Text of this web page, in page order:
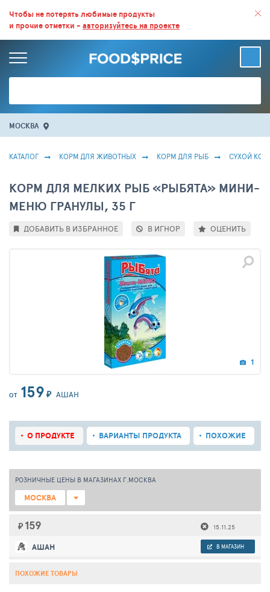
ВСЕ СКИДКИ И ВЫГОДНЫЕ ЦЕНЫ НА ПРОДУКТЫ В МАГАЗИНАХ.
БОЛЬШЕ 100 000 ТОВАРОВ. ЕЖЕДНЕВНОЕ ОБНОВЛЕНИЕ ЦЕН.
Чтобы не потерять любимые продукты
и прочие отметки - авторизуйтесь на проекте
МОСКВА
КАТАЛОГ КОРМ ДЛЯ ЖИВОТНЫХ КОРМ ДЛЯ РЫБ СУХОЙ
КОРМ ДЛЯ МЕЛКИХ РЫБ «РЫБЯТА» МИНИ-
МЕНЮ ГРАНУЛЫ, 35 Г
1
ОТ 159 ₽ АШАН
ДОБАВИТЬ В ИЗБРАННОЕ В ИГНОР ОЦЕНИТЬ
О ПРОДУКТЕ ВАРИАНТЫ ПРОДУКТА ПОХОЖИЕ
РОЗНИЧНЫЕ ЦЕНЫ В МАГАЗИНАХ Г.МОСКВА
МОСКВА
₽ 159 15.11.25
АШАН В МАГАЗИН
ПОХОЖИЕ ТОВАРЫ